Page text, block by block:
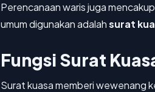
Perencanaan waris juga
umum digunakan adalahsurat
Fungsi Surat
Surat kuasa memberi wewenang